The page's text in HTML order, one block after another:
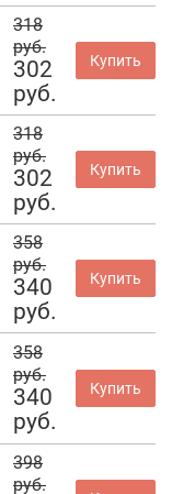
318
руб.
302
руб.
Купить
318
руб.
302
руб.
Купить
358
руб.
340
руб.
Купить
358
руб.
340
руб.
Купить
398
руб.